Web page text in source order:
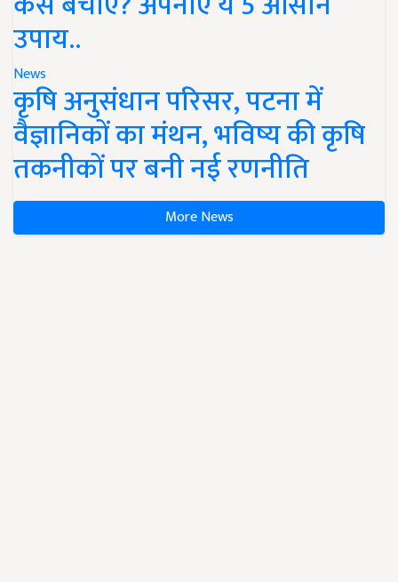
उपाय..
News
कृषि अनुसंधान परिसर, पटना में
वैज्ञानिकों का मंथन, भविष्य की कृषि
तकनीकों पर बनी नई रणनीति
More News